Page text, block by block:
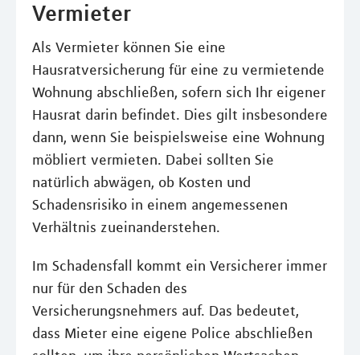
Vermieter
Als Vermieter können Sie eine
Hausratversicherung für eine zu vermietende
Wohnung abschließen, sofern sich Ihr eigener
Hausrat darin befindet. Dies gilt insbesondere
dann, wenn Sie beispielsweise eine Wohnung
möbliert vermieten. Dabei sollten Sie
natürlich abwägen, ob Kosten und
Schadensrisiko in einem angemessenen
Verhältnis zueinanderstehen.
Im Schadensfall kommt ein Versicherer immer
nur für den Schaden des
Versicherungsnehmers auf. Das bedeutet,
dass Mieter eine eigene Police abschließen